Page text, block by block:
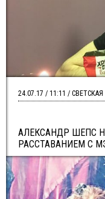
АЛЕКСАНДР ШЕПС
РАССТАВАНИЕМ С
24.07.17 / 11:11 /